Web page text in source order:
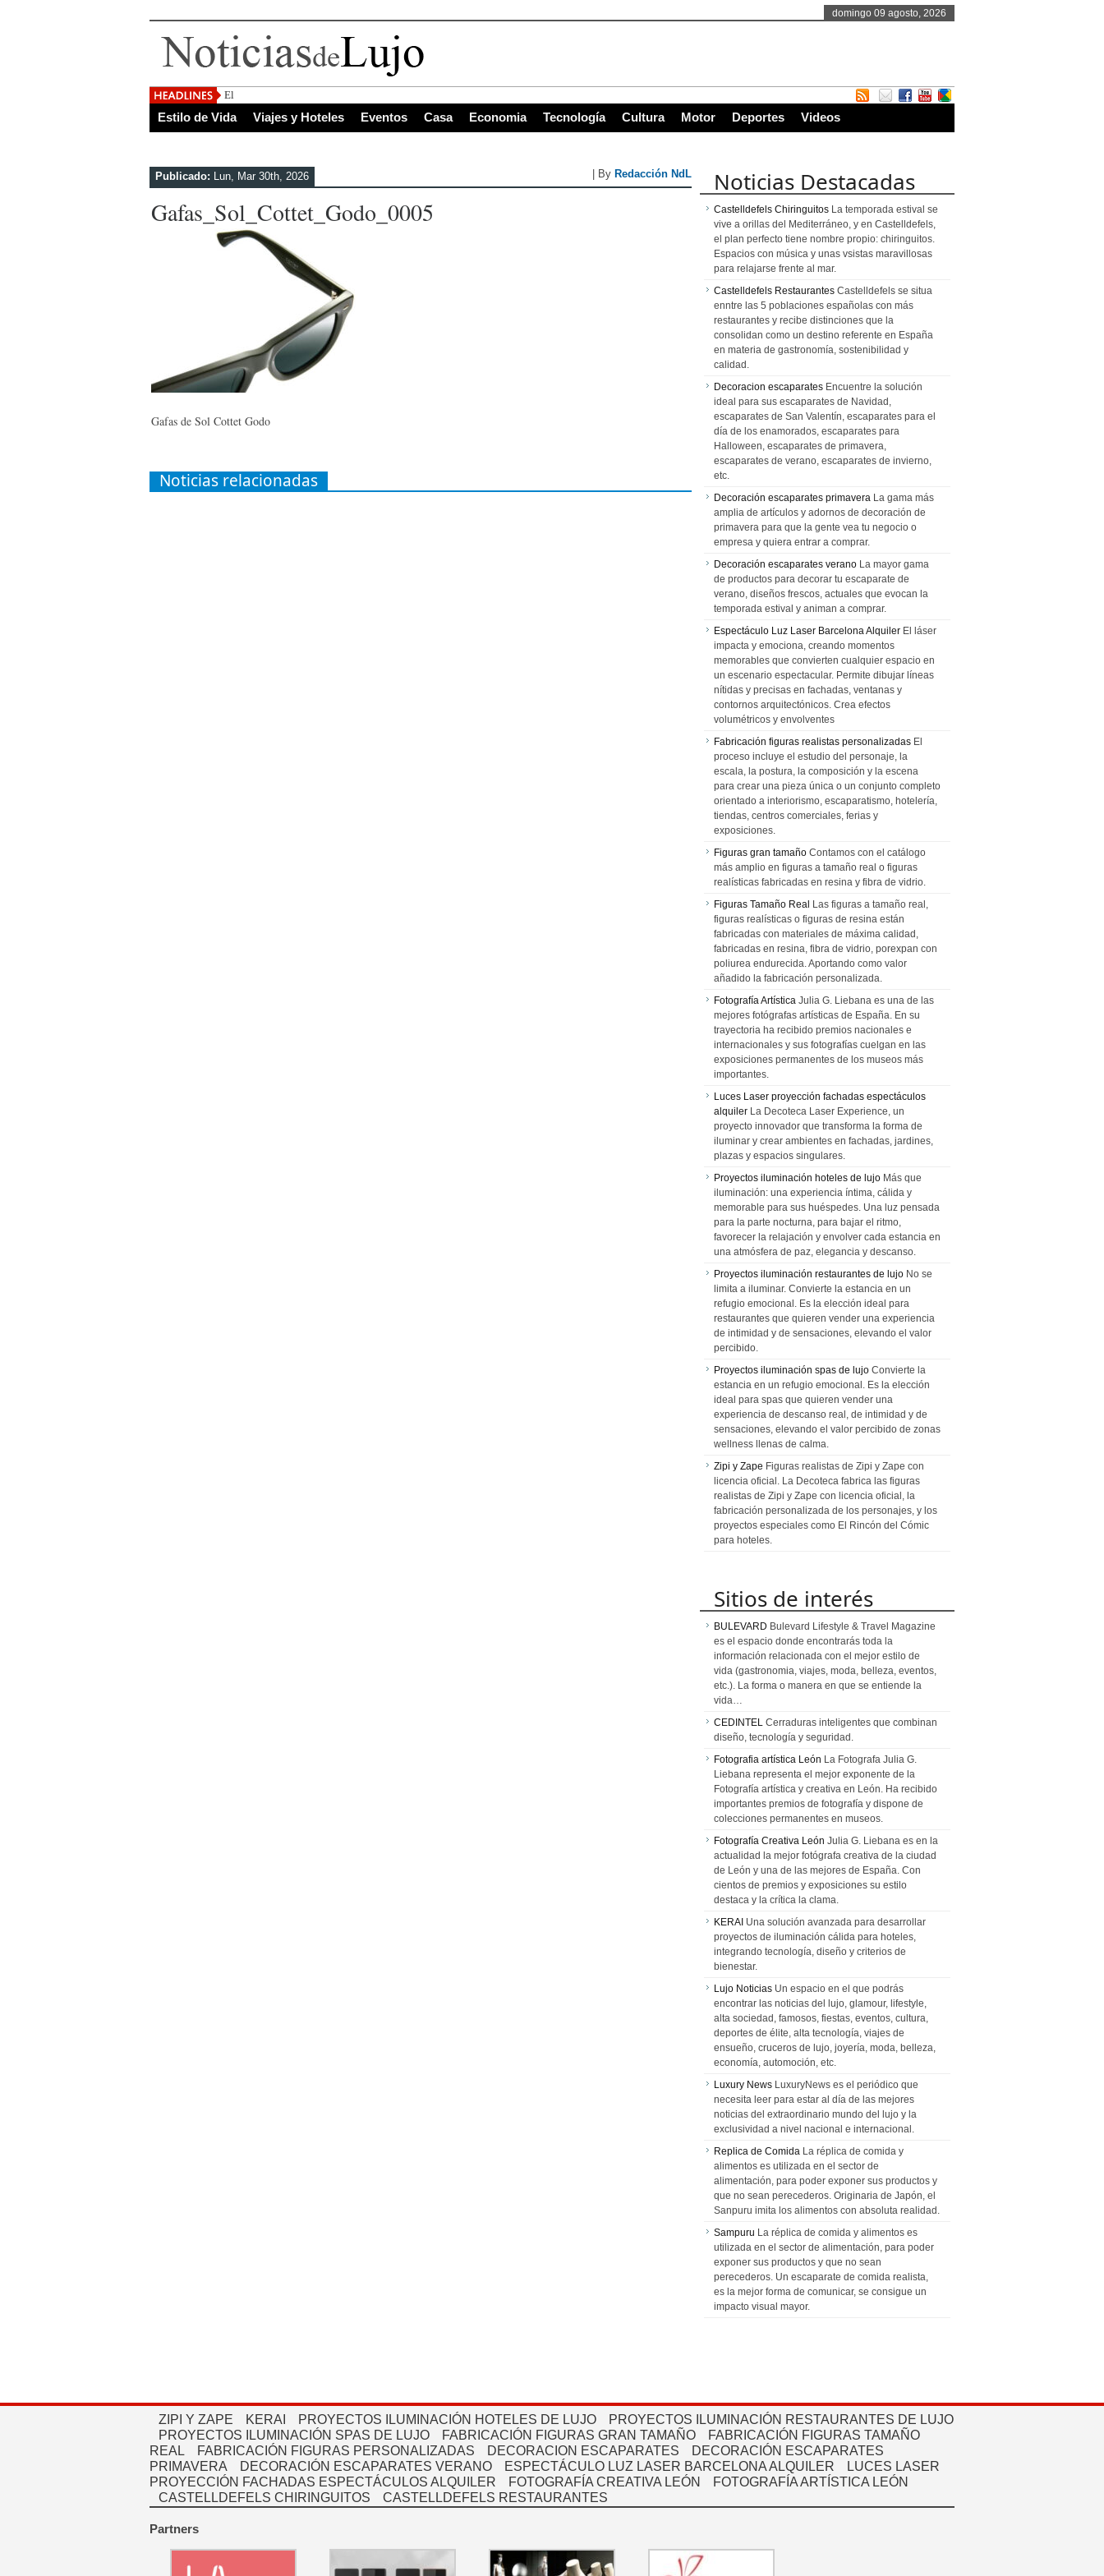
domingo 09 agosto, 2026
El Salvador, uno de los de
Estilo de Vida Viajes y Hoteles Eventos Casa Economia Tecnología Cultura Motor Deportes Videos
Publicado: Lun, Mar 30th, 2026 | By Redacción NdL
Gafas_Sol_Cottet_Godo_0005
Gafas de Sol Cottet Godo
Noticias relacionadas
Noticias Destacadas
Castelldefels Chiringuitos La temporada estival se
vive a orillas del Mediterráneo, y en Castelldefels,
el plan perfecto tiene nombre propio: chiringuitos.
Espacios con música y unas vsistas maravillosas
para relajarse frente al mar.
Castelldefels Restaurantes Castelldefels se situa
enntre las 5 poblaciones españolas con más
restaurantes y recibe distinciones que la
consolidan como un destino referente en España
en materia de gastronomía, sostenibilidad y
calidad.
Decoracion escaparates Encuentre la solución
ideal para sus escaparates de Navidad,
escaparates de San Valentín, escaparates para el
día de los enamorados, escaparates para
Halloween, escaparates de primavera,
escaparates de verano, escaparates de invierno,
etc.
Decoración escaparates primavera La gama más
amplia de artículos y adornos de decoración de
primavera para que la gente vea tu negocio o
empresa y quiera entrar a comprar.
Decoración escaparates verano La mayor gama
de productos para decorar tu escaparate de
verano, diseños frescos, actuales que evocan la
temporada estival y animan a comprar.
Espectáculo Luz Laser Barcelona Alquiler El láser
impacta y emociona, creando momentos
memorables que convierten cualquier espacio en
un escenario espectacular. Permite dibujar líneas
nítidas y precisas en fachadas, ventanas y
contornos arquitectónicos. Crea efectos
volumétricos y envolventes
Fabricación figuras realistas personalizadas El
proceso incluye el estudio del personaje, la
escala, la postura, la composición y la escena
para crear una pieza única o un conjunto completo
orientado a interiorismo, escaparatismo, hotelería,
tiendas, centros comerciales, ferias y
exposiciones.
Figuras gran tamaño Contamos con el catálogo
más amplio en figuras a tamaño real o figuras
realísticas fabricadas en resina y fibra de vidrio.
Figuras Tamaño Real Las figuras a tamaño real,
figuras realísticas o figuras de resina están
fabricadas con materiales de máxima calidad,
fabricadas en resina, fibra de vidrio, porexpan con
poliurea endurecida. Aportando como valor
añadido la fabricación personalizada.
Fotografía Artística Julia G. Liebana es una de las
mejores fotógrafas artísticas de España. En su
trayectoria ha recibido premios nacionales e
internacionales y sus fotografías cuelgan en las
exposiciones permanentes de los museos más
importantes.
Luces Laser proyección fachadas espectáculos
alquiler La Decoteca Laser Experience, un
proyecto innovador que transforma la forma de
iluminar y crear ambientes en fachadas, jardines,
plazas y espacios singulares.
Proyectos iluminación hoteles de lujo Más que
iluminación: una experiencia íntima, cálida y
memorable para sus huéspedes. Una luz pensada
para la parte nocturna, para bajar el ritmo,
favorecer la relajación y envolver cada estancia en
una atmósfera de paz, elegancia y descanso.
Proyectos iluminación restaurantes de lujo No se
limita a iluminar. Convierte la estancia en un
refugio emocional. Es la elección ideal para
restaurantes que quieren vender una experiencia
de intimidad y de sensaciones, elevando el valor
percibido.
Proyectos iluminación spas de lujo Convierte la
estancia en un refugio emocional. Es la elección
ideal para spas que quieren vender una
experiencia de descanso real, de intimidad y de
sensaciones, elevando el valor percibido de zonas
wellness llenas de calma.
Zipi y Zape Figuras realistas de Zipi y Zape con
licencia oficial. La Decoteca fabrica las figuras
realistas de Zipi y Zape con licencia oficial, la
fabricación personalizada de los personajes, y los
proyectos especiales como El Rincón del Cómic
para hoteles.
Sitios de interés
BULEVARD Bulevard Lifestyle & Travel Magazine
es el espacio donde encontrarás toda la
información relacionada con el mejor estilo de
vida (gastronomia, viajes, moda, belleza, eventos,
etc.). La forma o manera en que se entiende la
vida…
CEDINTEL Cerraduras inteligentes que combinan
diseño, tecnología y seguridad.
Fotografia artística León La Fotografa Julia G.
Liebana representa el mejor exponente de la
Fotografía artística y creativa en León. Ha recibido
importantes premios de fotografía y dispone de
colecciones permanentes en museos.
Fotografía Creativa León Julia G. Liebana es en la
actualidad la mejor fotógrafa creativa de la ciudad
de León y una de las mejores de España. Con
cientos de premios y exposiciones su estilo
destaca y la crítica la clama.
KERAI Una solución avanzada para desarrollar
proyectos de iluminación cálida para hoteles,
integrando tecnología, diseño y criterios de
bienestar.
Lujo Noticias Un espacio en el que podrás
encontrar las noticias del lujo, glamour, lifestyle,
alta sociedad, famosos, fiestas, eventos, cultura,
deportes de élite, alta tecnología, viajes de
ensueño, cruceros de lujo, joyería, moda, belleza,
economía, automoción, etc.
Luxury News LuxuryNews es el periódico que
necesita leer para estar al día de las mejores
noticias del extraordinario mundo del lujo y la
exclusividad a nivel nacional e internacional.
Replica de Comida La réplica de comida y
alimentos es utilizada en el sector de
alimentación, para poder exponer sus productos y
que no sean perecederos. Originaria de Japón, el
Sanpuru imita los alimentos con absoluta realidad.
Sampuru La réplica de comida y alimentos es
utilizada en el sector de alimentación, para poder
exponer sus productos y que no sean
perecederos. Un escaparate de comida realista,
es la mejor forma de comunicar, se consigue un
impacto visual mayor.
ZIPI Y ZAPE KERAI PROYECTOS ILUMINACIÓN HOTELES DE LUJO
PROYECTOS ILUMINACIÓN RESTAURANTES DE LUJO
PROYECTOS ILUMINACIÓN SPAS DE LUJO
FABRICACIÓN FIGURAS GRAN TAMAÑO
FABRICACIÓN FIGURAS TAMAÑO
REAL
FABRICACIÓN FIGURAS PERSONALIZADAS DECORACION ESCAPARATES
DECORACIÓN ESCAPARATES
PRIMAVERA
DECORACIÓN ESCAPARATES VERANO ESPECTÁCULO LUZ LASER BARCELONA ALQUILER
LUCES LASER
PROYECCIÓN FACHADAS ESPECTÁCULOS ALQUILER
FOTOGRAFÍA CREATIVA LEÓN
FOTOGRAFÍA ARTÍSTICA LEÓN
CASTELLDEFELS CHIRINGUITOS
CASTELLDEFELS RESTAURANTES
Partners